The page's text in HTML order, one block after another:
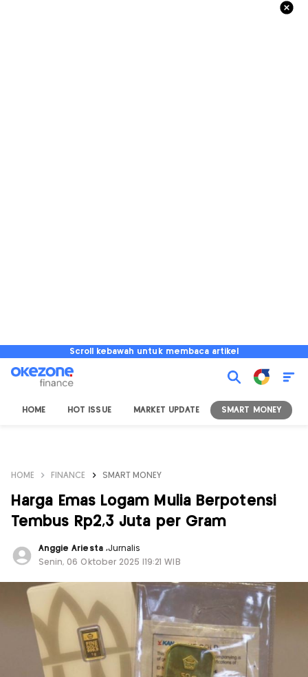
Scroll kebawah untuk membaca artikel
HOME HOT ISSUE MARKET UPDATE SMART MONEY
HOME FINANCE SMART MONEY
Harga Emas Logam Mulia Berpotensi
Tembus Rp2,3 Juta per Gram
Anggie Ariesta ,Jurnalis
Senin, 06 Oktober 2025 |19:21 WIB